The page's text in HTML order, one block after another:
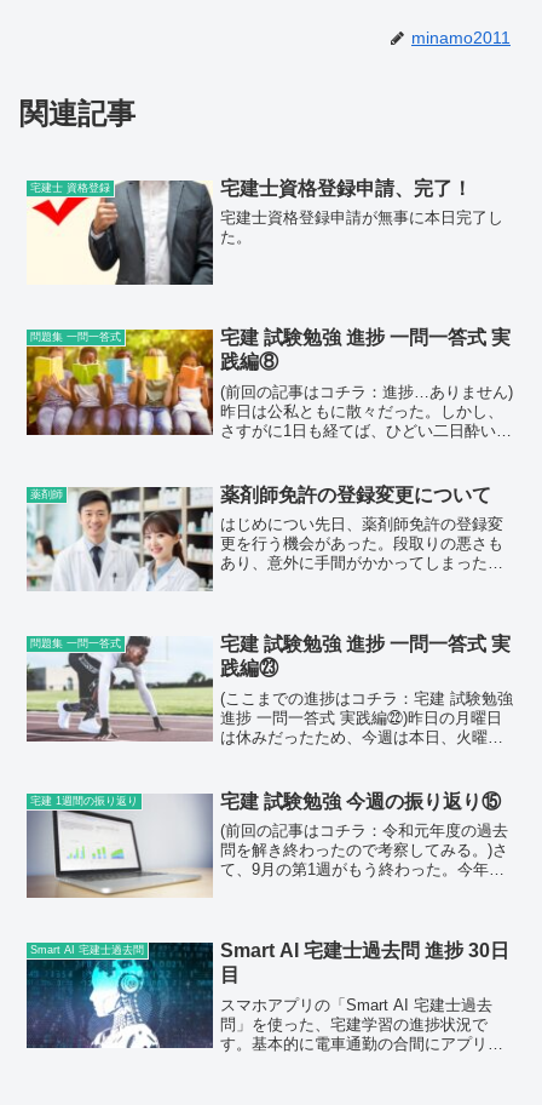
minamo2011
関連記事
宅建士 資格登録 宅建士資格登録申請、完了！
宅建士資格登録申請が無事に本日完了し
た。
問題集 一問一答式
宅建 試験勉強 進捗 一問一答式 実
践編⑧
(前回の記事はコチラ：進捗…ありません)
昨日は公私ともに散々だった。しかし、
さすがに1日も経てば、ひどい二日酔いも
だろう。暫しの辛抱だ。というわけで、
今日はいつも通り反...
薬剤師 薬剤師免許の登録変更について
はじめについ先日、薬剤師免許の登録変
更を行う機会があった。段取りの悪さも
あり、意外に手間がかかってしまったの
た。ゼロから独学で宅建取...
問題集 一問一答式
宅建 試験勉強 進捗 一問一答式 実
践編㉓
(ここまでの進捗はコチラ：宅建 試験勉強
進捗 一問一答式 実践編㉒)昨日の月曜日
は休みだったため、今週は本日、火曜日
演習と復習を行っていく。さて、今日は
どれくらい...
宅建 1週間の振り返り 宅建 試験勉強 今週の振り返り⑮
(前回の記事はコチラ：令和元年度の過去
問を解き終わったので考察してみる。)さ
て、9月の第1週がもう終わった。今年の
という...
Smart AI 宅建士過去問
Smart AI 宅建士過去問 進捗 30日
目
スマホアプリの「Smart AI 宅建士過去
問」を使った、宅建学習の進捗状況で
す。基本的に電車通勤の合間にアプリで